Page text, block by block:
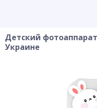
Детский фотоаппарат
Украине